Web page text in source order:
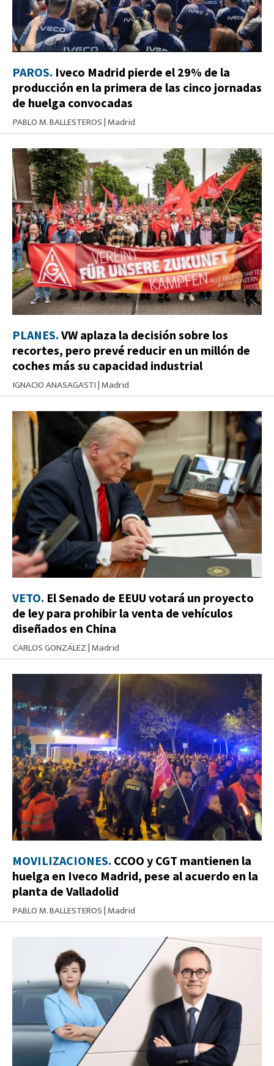
PAROS. Iveco Madrid pierde el 29% de la
producción en la primera de las cinco jornadas
de huelga convocadas
PABLO M. BALLESTEROS|Madrid
PLANES. VW aplaza la decisión sobre los
recortes, pero prevé reducir en un millón de
coches más su capacidad industrial
IGNACIO ANASAGASTI|Madrid
VETO. El Senado de EEUU votará un proyecto
de ley para prohibir la venta de vehículos
diseñados en China
CARLOS GONZÁLEZ|Madrid
MOVILIZACIONES. CCOO y CGT mantienen la
huelga en Iveco Madrid, pese al acuerdo en la
planta de Valladolid
PABLO M. BALLESTEROS|Madrid